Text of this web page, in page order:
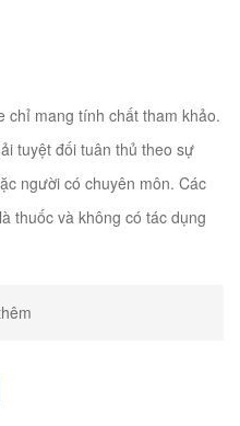
chỉ mang tính chất tham khảo.
tuyệt đối tuân thủ theo sự
người có chuyên môn. Các
thuốc và không có tác dụng